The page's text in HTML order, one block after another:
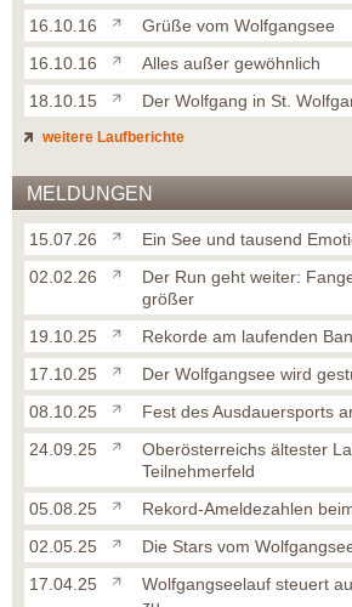
16.10.16
Grüße vom Wolfgangsee
16.10.16
Alles außer gewöhnlich
18.10.15
Der Wolfgang in St.
weitere Laufberichte
MELDUNGEN
15.07.26
Ein See und tausend
02.02.26
Der Run geht weiter:
größer
19.10.25
Rekorde am laufenden
17.10.25
Der Wolfgangsee wird
08.10.25
Fest des Ausdauersports
24.09.25
Oberösterreichs ältester
Teilnehmerfeld
05.08.25
Rekord-Ameldezahlen
02.05.25
Die Stars vom
17.04.25
Wolfgangseelauf steuert